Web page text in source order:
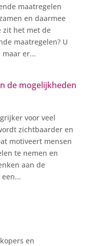
maatregelen
en daarmee
zit het met de
maatregelen? U
er...
de mogelijkheden
voor veel
zichtbaarder en
motiveert mensen
te nemen en
aan de
en